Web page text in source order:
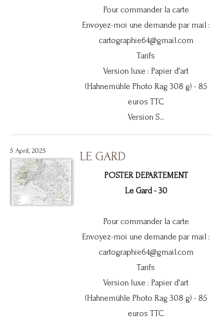
Pour commander la carte
Envoyez-moi une demande par mail :
cartographie64@gmail.com
Tarifs
Version luxe : Papier d'art
(Hahnemühle Photo Rag 308 g) - 85
euros TTC
Version S...
5 April, 2025 LE GARD
POSTER DEPARTEMENT
Le Gard - 30
Pour commander la carte
Envoyez-moi une demande par mail :
cartographie64@gmail.com
Tarifs
Version luxe : Papier d'art
(Hahnemühle Photo Rag 308 g) - 85
euros TTC